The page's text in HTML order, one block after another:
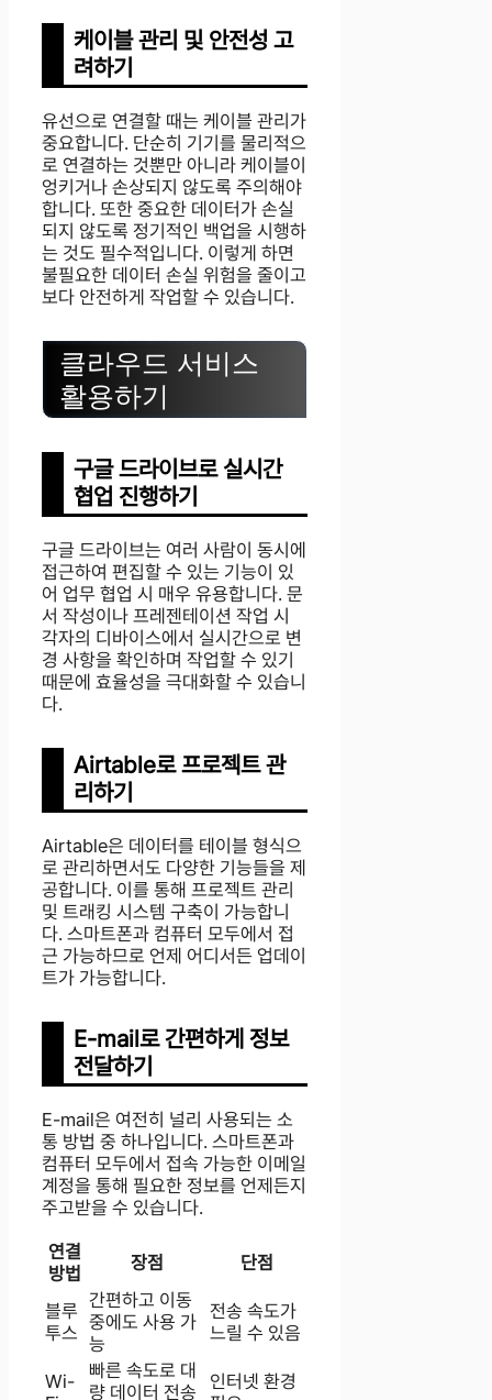
케이블 관리 및 안전성 고
려하기
유선으로 연결할 때는 케이블 관리가
중요합니다. 단순히 기기를 물리적으
로 연결하는 것뿐만 아니라 케이블이
엉키거나 손상되지 않도록 주의해야
합니다. 또한 중요한 데이터가 손실
되지 않도록 정기적인 백업을 시행하
는 것도 필수적입니다. 이렇게 하면
불필요한 데이터 손실 위험을 줄이고
보다 안전하게 작업할 수 있습니다.
클라우드 서비스
활용하기
구글 드라이브로 실시간
협업 진행하기
구글 드라이브는 여러 사람이 동시에
접근하여 편집할 수 있는 기능이 있
어 업무 협업 시 매우 유용합니다. 문
서 작성이나 프레젠테이션 작업 시
각자의 디바이스에서 실시간으로 변
경 사항을 확인하며 작업할 수 있기
때문에 효율성을 극대화할 수 있습니
다.
Airtable로 프로젝트 관
리하기
Airtable은 데이터를 테이블 형식으
로 관리하면서도 다양한 기능들을 제
공합니다. 이를 통해 프로젝트 관리
및 트래킹 시스템 구축이 가능합니
다. 스마트폰과 컴퓨터 모두에서 접
근 가능하므로 언제 어디서든 업데이
트가 가능합니다.
E-mail로 간편하게 정보
전달하기
E-mail은 여전히 널리 사용되는 소
통 방법 중 하나입니다. 스마트폰과
컴퓨터 모두에서 접속 가능한 이메일
계정을 통해 필요한 정보를 언제든지
주고받을 수 있습니다.
연결
방법
장점 단점
블루
투스
간편하고 이동
중에도 사용 가
능
전송 속도가
느릴 수 있음
Wi-
빠른 속도로 대
량 데이터 전송
인터넷 환경